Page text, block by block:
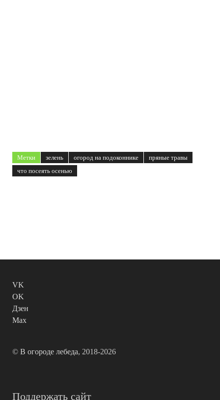
Метки зелень огород на подоконнике
пряные травы
что посеять осенью
VK
OK
Дзен
Max
© В огороде лебеда, 2018-2026
Поддержать сайт